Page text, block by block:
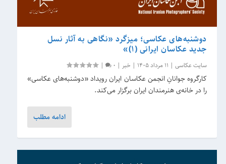
دوشنبه‌های عکاسی؛ میزگرد «نگاهی به آثار نسل
جدید عکاسان ایرانی (۱)»
سایت عکاسی | 11 مرداد 1405 | خبر |
0
|
کارگروه جوانانِ انجمن عکاسان ایران رویداد «دوشنبه‌های عکاسی»
را در خانه‌ی هنرمندان ایران برگزار می‌کند.
ادامه مطلب